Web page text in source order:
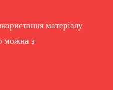
матеріалу
можна з